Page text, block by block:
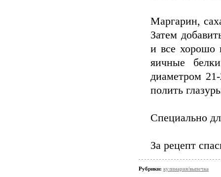
Маргарин,
Затем
и все хорошо
яичные
диаметром
полить
Специально
За рецепт
Рубрики: кулинария/выпечка